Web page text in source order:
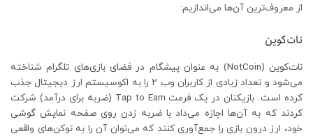
از معروف‌ترین آن‌ها می‌اندازیم:
نات‌کوین
نات‌کوین (NotCoin) به عنوان پیشگام در فضای بازی‌های تلگرام شناخته
می‌شود و تعداد زیادی از کاربران وب ۲ را به اکوسیستم ارز دیجیتال جذب
کرده است. بازیکنان در یک فرمت Tap to Earn (ضربه برای درآمد) شرکت
کردند که به آن‌ها اجازه می‌داد با ضربه زدن روی صفحه نمایش گوشی
خود، ارز درون بازی را جمع‌آوری کنند که می‌توان آن را به توکن‌های واقعی